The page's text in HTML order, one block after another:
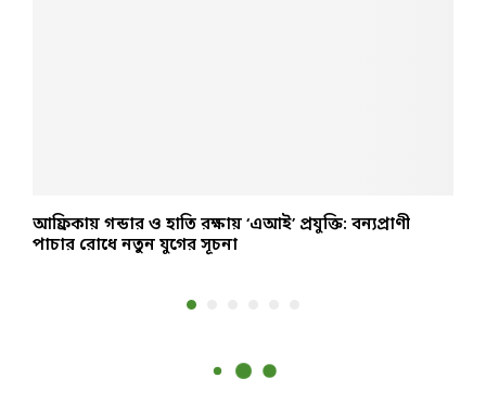
আফ্রিকায় গন্ডার ও হাতি রক্ষায় ‘এআই’ প্রযুক্তি: বন্যপ্রাণী
পাচার রোধে নতুন যুগের সূচনা